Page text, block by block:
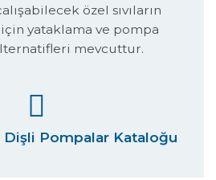
özel sıvıların
yataklama ve pompa
mevcuttur.
Dişli Pompalar Kataloğu